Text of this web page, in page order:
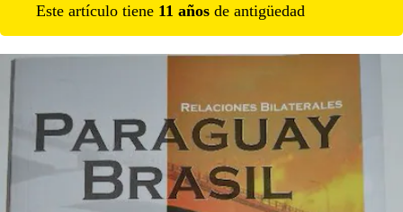
Este artículo tiene 11 años de antigüedad